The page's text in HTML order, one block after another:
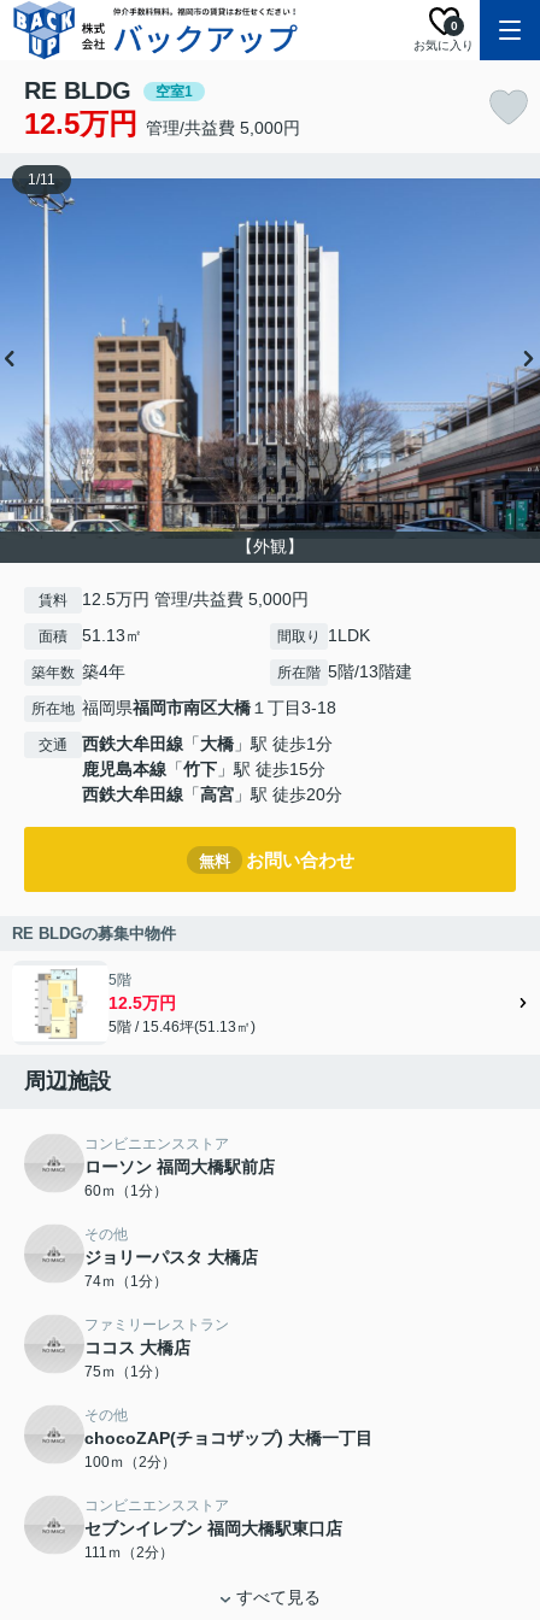
お気に入り
0
RE BLDG 空室1
12.5万円 管理/共益費 5,000円
【外観】
1/11
賃料 12.5万円 管理/共益費 5,000円
面積 51.13㎡ 間取り 1LDK
築年数 築4年 所在階 5階/13階建
所在地 福岡県福岡市南区大橋１丁目3-18
交通 西鉄大牟田線 「大橋 」駅 徒歩1分
鹿児島本線 「竹下 」駅 徒歩15分
西鉄大牟田線 「高宮 」駅 徒歩20分
無料 お問い合わせ
RE BLDGの募集中物件
5階
12.5万円
5階 / 15.46坪(51.13㎡)
周辺施設
コンビニエンスストア
ローソン 福岡大橋駅前店
60ｍ（1分）
その他
ジョリーパスタ 大橋店
74ｍ（1分）
ファミリーレストラン
ココス 大橋店
75ｍ（1分）
その他
chocoZAP(チョコザップ) 大橋一丁目
100ｍ（2分）
コンビニエンスストア
セブンイレブン 福岡大橋駅東口店
111ｍ（2分）
すべて見る